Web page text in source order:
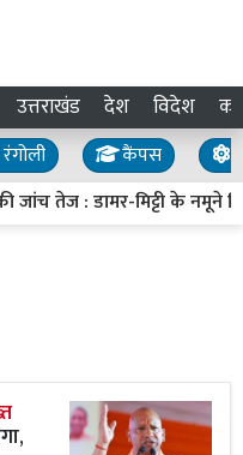
उत्तराखंड देश विदेश
रंगोली कैंपस
तेज : डामर-मिट्टी के नमूने